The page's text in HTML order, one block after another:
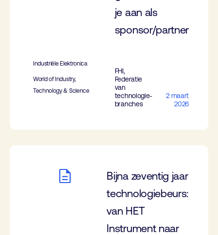
je aan als
sponsor/partner
Industriële Elektronica
World of Industry,
Technology & Science
FHI,
Federatie
van
technologie-
branches
2 maart
2026
Bijna zeventig jaar
technologiebeurs:
van HET
Instrument naar